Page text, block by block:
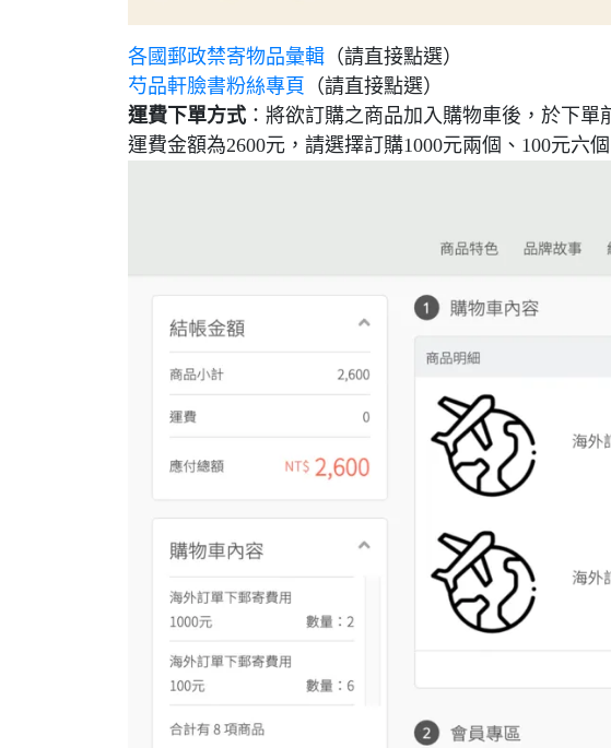
各國郵政禁寄物品彙輯 （請直接點選）
芍品軒臉書粉絲專頁 （請直接點選）
運費下單方式：將欲訂購之商品加入購物車後，於下
運費金額為2600元，請選擇訂購1000元兩個、100元六